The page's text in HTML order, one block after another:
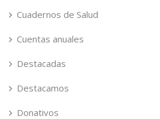
Cuadernos de Salud
Cuentas anuales
Destacadas
Destacamos
Donativos